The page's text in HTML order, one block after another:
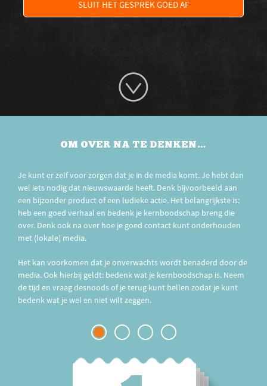
SLUIT HET GESPREK GOED AF
OM OVER NA TE DENKEN…
Je kunt er zelf voor zorgen dat je in de media komt. Je hebt dan
wel iets nodig dat nieuwswaarde heeft. Denk bijvoorbeeld aan
een bijzonder product of een ludieke actie. Het belangrijkste is:
heb een goed verhaal en bedenk je kernboodschap breng die
over. Denk ook na over hoe je goed contact kunt onderhouden
met (lokale) media.
Het kan voorkomen dat je onverwachts wordt benaderd door de
media. Ook hierbij geldt: bedenk wat je kernboodschap is. Neem
de tijd en vraag desnoods of je terug kunt bellen zodat je kunt
bedenk wat je wel en niet wilt zeggen.